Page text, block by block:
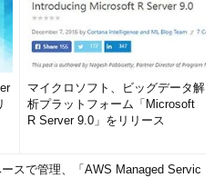
マイクロソフト、ビッグデータ解
析プラットフォーム「Microsoft
R Server 9.0」をリリース
スで管理、「AWS Managed Servic